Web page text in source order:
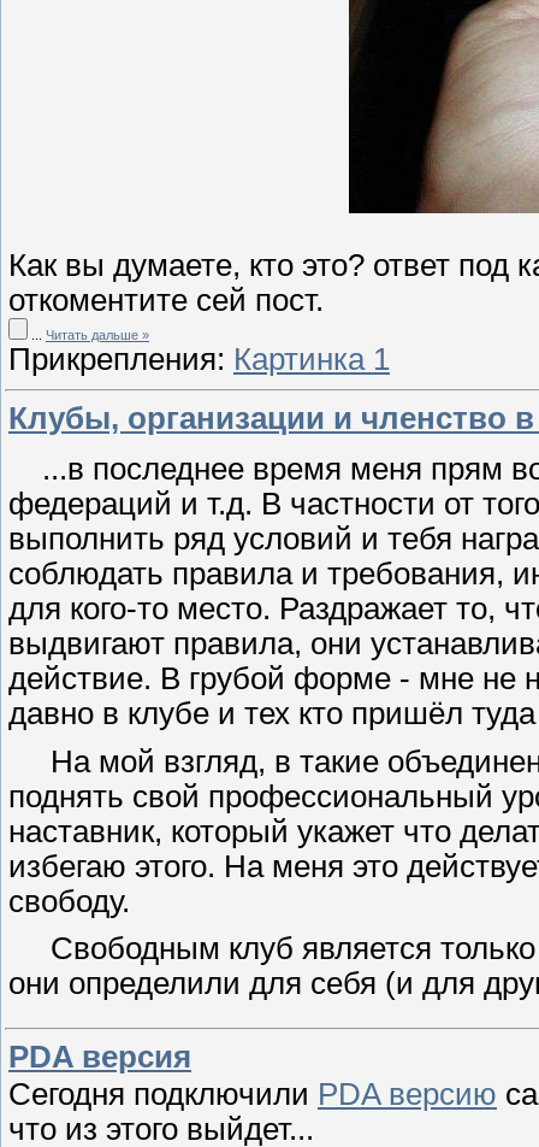
Как вы думаете, кто это? ответ под
откоментите сей пост.
Читать дальше »
Прикрепления: Картинка 1
Клубы, организации и членство
...в последнее время меня прям
федераций и т.д. В частности от
выполнить ряд условий и тебя
соблюдать правила и требования,
для кого-то место. Раздражает то,
выдвигают правила, они
действие. В грубой форме - мне не
давно в клубе и тех кто пришёл
На мой взгляд, в такие
поднять свой профессиональный
наставник, который укажет что
избегаю этого. На меня это
свободу.
Свободным клуб является только
они определили для себя (и для
PDA версия
Сегодня подключили PDA версию
что из этого выйдет...